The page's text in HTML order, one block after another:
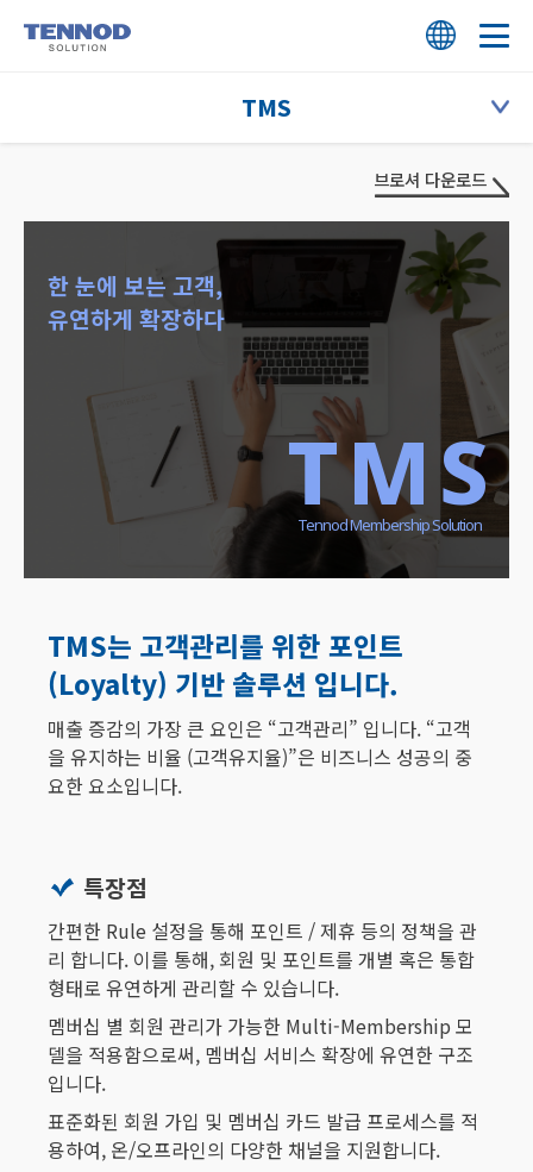
HOME
회사 소개
핵심 역량
비전과 미션
ESG
고객사
솔루션
TMS
TBS
TPS
고객 지원
상담 신청
인재 채용
오시는 길
TMS
TBS
TPS
TPF
브로셔 다운로드
한 눈에 보는 고객,
유연하게 확장하다
TMS
Tennod Membership Solution
TMS는 고객관리를 위한 포인트
(Loyalty) 기반 솔루션 입니다.
매출 증감의 가장 큰 요인은 “고객관리” 입니다. “고객
을 유지하는 비율 (고객유지율)”은 비즈니스 성공의 중
요한 요소입니다.
특장점
간편한 Rule 설정을 통해 포인트 / 제휴 등의 정책을 관
리 합니다. 이를 통해, 회원 및 포인트를 개별 혹은 통합
형태로 유연하게 관리할 수 있습니다.
멤버십 별 회원 관리가 가능한 Multi-Membership 모
델을 적용함으로써, 멤버십 서비스 확장에 유연한 구조
입니다.
표준화된 회원 가입 및 멤버십 카드 발급 프로세스를 적
용하여, 온/오프라인의 다양한 채널을 지원합니다.